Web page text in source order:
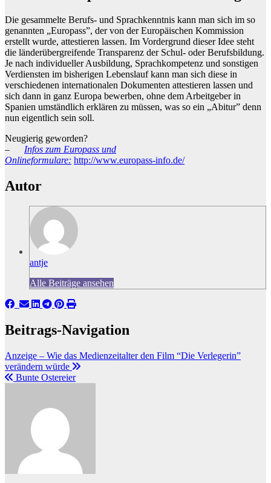
Die gesammelte Berufs- und Sprachkenntnis kann man sich im so
genannten „Europass”, der von der Europäischen Kommission
erstellt wurde, attestieren lassen. Im Vordergrund dieser Idee steht
die länderübergreifende Transparenz der Schul- oder Berufsbildung.
Je nach individueller Ausbildung, Sprachkompetenz und sonstigen
Verdiensten im bisherigen Lebenslauf kann man sich diese in
verschiedenen internationalen Dokumenten attestieren lassen und
sich dann in ganz Europa bewerben, ohne dem Arbeitgeber in
Spanien umständlich erklären zu müssen, was so ein „Abitur” denn
nun eigentlich sein soll.
Neugierig geworden?
– Infos zum Europass und
Onlineformulare: http://www.europass-info.de/
Autor
antje
Alle Beiträge ansehen
Beitrags-Navigation
Anzeige – Wie das Medienzeitalter den Film “Die Verlegerin”
verändern würde
Bunte Ostereier